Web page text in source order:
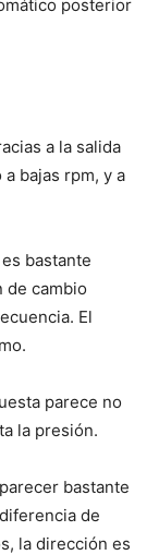
posterior
a la salida
bajas rpm, y a
bastante
de cambio
El
parece no
la presión.
bastante
de
la dirección es